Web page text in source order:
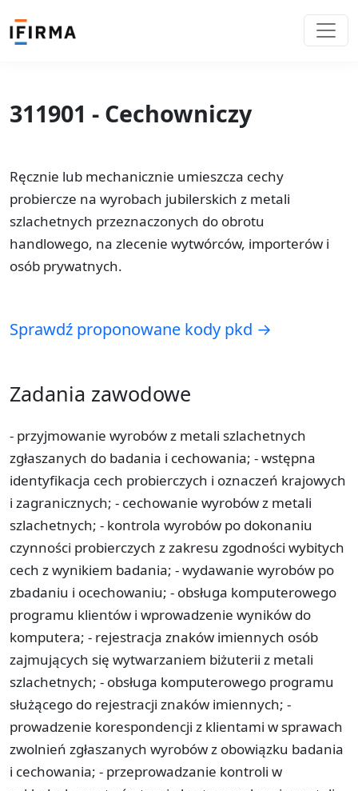
311901 - Cechowniczy
Ręcznie lub mechanicznie umieszcza cechy
probiercze na wyrobach jubilerskich z metali
szlachetnych przeznaczonych do obrotu
handlowego, na zlecenie wytwórców, importerów i
osób prywatnych.
Sprawdź proponowane kody pkd →
Zadania zawodowe
- przyjmowanie wyrobów z metali szlachetnych
zgłaszanych do badania i cechowania; - wstępna
identyfikacja cech probierczych i oznaczeń krajowych
i zagranicznych; - cechowanie wyrobów z metali
szlachetnych; - kontrola wyrobów po dokonaniu
czynności probierczych z zakresu zgodności wybitych
cech z wynikiem badania; - wydawanie wyrobów po
zbadaniu i ocechowaniu; - obsługa komputerowego
programu klientów i wprowadzenie wyników do
komputera; - rejestracja znaków imiennych osób
zajmujących się wytwarzaniem biżuterii z metali
szlachetnych; - obsługa komputerowego programu
służącego do rejestracji znaków imiennych; -
prowadzenie korespondencji z klientami w sprawach
zwolnień zgłaszanych wyrobów z obowiązku badania
i cechowania; - przeprowadzanie kontroli w